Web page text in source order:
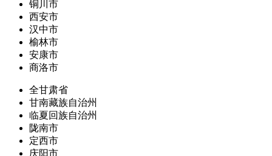
铜川市
西安市
汉中市
榆林市
安康市
商洛市
全甘肃省
甘南藏族自治州
临夏回族自治州
陇南市
定西市
庆阳市